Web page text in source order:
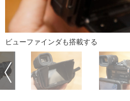
ビューファインダも搭載する